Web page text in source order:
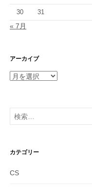
30 31
« 7月
アーカイブ
ア
イ
ブ
検
索:
カテゴリー
CS